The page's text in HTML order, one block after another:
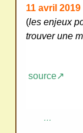
11 avril 2019
(les enjeux
trouver une
source↗
…